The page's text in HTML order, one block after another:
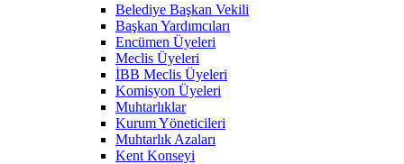
Belediye Başkan Vekili
Başkan Yardımcıları
Encümen Üyeleri
Meclis Üyeleri
İBB Meclis Üyeleri
Komisyon Üyeleri
Muhtarlıklar
Kurum Yöneticileri
Muhtarlık Azaları
Kent Konseyi